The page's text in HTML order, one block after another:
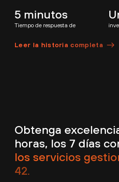
5 minutos
Tiempo de respuesta de
Leer la historia completa
Obtenga
horas, los 7 días
los servicios
42.